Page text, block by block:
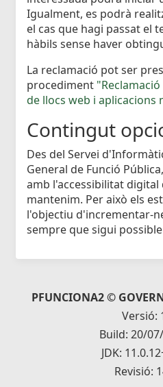
Igualment, es podrà
el cas que hagi passat el
hàbils sense haver
La reclamació pot ser
procediment
de llocs web i aplicacions
Contingut
Des del Servei
General de Funció
amb l'accessibilitat digital
mantenim. Per això els
l'objectiu d'incrementar-
sempre que sigui
PFUNCIONA2 ©
Versió:
Build: 20/
JDK:
Revisió: